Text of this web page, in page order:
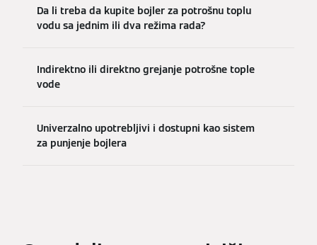
Da li treba da kupite bojler za potrošnu toplu
vodu sa jednim ili dva režima rada?
Indirektno ili direktno grejanje potrošne tople
vode
Univerzalno upotrebljivi i dostupni kao sistem
za punjenje bojlera